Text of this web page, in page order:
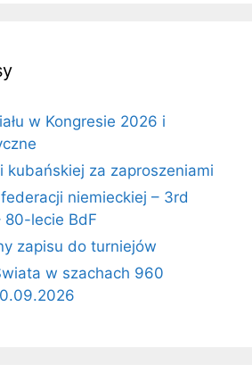
w Kongresie 2026 i
kubańskiej za zaproszeniami
niemieckiej – 3rd
80-lecie BdF
zapisu do turniejów
w szachach 960